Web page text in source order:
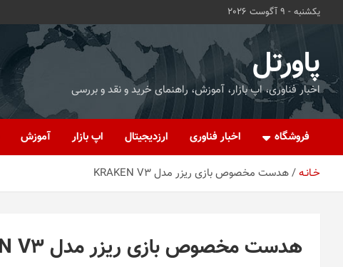
یکشنبه - 9 آگوست 2026
پاورتل
اخبار فناوری، اپ بازار، آموزش، راهنمای خرید و نقد و بررسی
فروشگاه اخبار فناوری ارزدیجیتال اپ بازار آموزش
خـانـه هدست مخصوص بازی ریزر مدل KRAKEN V3
هدست مخصوص بازی ریزر مدل KRAKEN V3